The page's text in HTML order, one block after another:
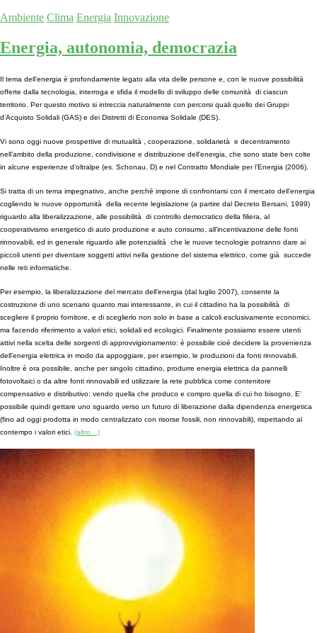
Ambiente Clima Energia Innovazione
Energia, autonomia, democrazia
Il tema dell’energia è profondamente legato alla vita delle persone e, con le nuove possibilità
offerte dalla tecnologia, interroga e sfida il modello di sviluppo delle comunità di ciascun
territorio. Per questo motivo si intreccia naturalmente con percorsi quali quello dei Gruppi
d’Acquisto Solidali (GAS) e dei Distretti di Economia Solidale (DES).
Vi sono oggi nuove prospettive di mutualità , cooperazione, solidarietà e decentramento
nell’ambito della produzione, condivisione e distribuzione dell’energia, che sono state ben colte
in alcune esperienze d’oltralpe (es. Schonau, D) e nel Contratto Mondiale per l’Energia (2006).
Si tratta di un tema impegnativo, anche perché impone di confrontarsi con il mercato dell’energia
cogliendo le nuove opportunità della recente legislazione (a partire dal Decreto Bersani, 1999)
riguardo alla liberalizzazione, alle possibilità di controllo democratico della filiera, al
cooperativismo energetico di auto produzione e auto consumo, all’incentivazione delle fonti
rinnovabili, ed in generale riguardo alle potenzialità che le nuove tecnologie potranno dare ai
piccoli utenti per diventare soggetti attivi nella gestione del sistema elettrico, come già succede
nelle reti informatiche.
Per esempio, la liberalizzazione del mercato dell’energia (dal luglio 2007), consente la
costruzione di uno scenario quanto mai interessante, in cui il cittadino ha la possibilità di
scegliere il proprio fornitore, e di sceglierlo non solo in base a calcoli esclusivamente economici,
ma facendo riferimento a valori etici, solidali ed ecologici. Finalmente possiamo essere utenti
attivi nella scelta delle sorgenti di approvvigionamento: è possibile cioè decidere la provenienza
dell’energia elettrica in modo da appoggiare, per esempio, le produzioni da fonti rinnovabili.
Inoltre è ora possibile, anche per singolo cittadino, produrre energia elettrica da pannelli
fotovoltaici o da altre fonti rinnovabili ed utilizzare la rete pubblica come contenitore
compensativo e distributivo: vendo quella che produco e compro quella di cui ho bisogno. E’
possibile quindi gettare uno sguardo verso un futuro di liberazione dalla dipendenza energetica
(fino ad oggi prodotta in modo centralizzato con risorse fossili, non rinnovabili), rispettando al
contempo i valori etici. (altro…)